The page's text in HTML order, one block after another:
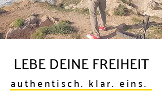
LEBE DEINE FREIHEIT
authentisch. klar. eins.